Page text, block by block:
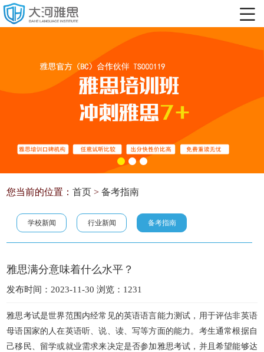
您当前的位置：首页 >备考指南
学校新闻 行业新闻 备考指南
雅思满分意味着什么水平？
发布时间：2023-11-30 浏览：1231
雅思考试是世界范围内经常见的英语语言能力测试，用于评估非英语
母语国家的人在英语听、说、读、写等方面的能力。考生通常根据自
己移民、留学或就业需求来决定是否参加雅思考试，并且希望能够达